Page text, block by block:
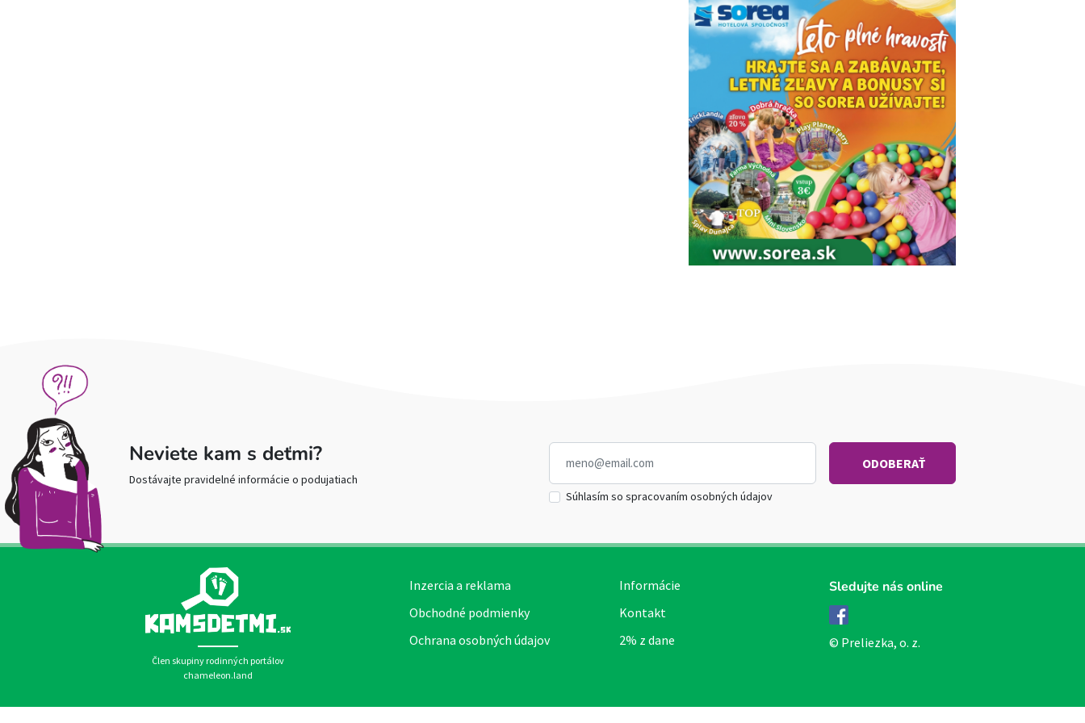
Neviete kam s deťmi?
Dostávajte pravidelné informácie o podujatiach
Súhlasím so spracovaním osobných údajov
Člen skupiny rodinných portálov
chameleon.land
Inzercia a reklama
Obchodné podmienky
Ochrana osobných údajov
Informácie
Kontakt
2% z dane
Sledujte nás online
© Preliezka, o. z.